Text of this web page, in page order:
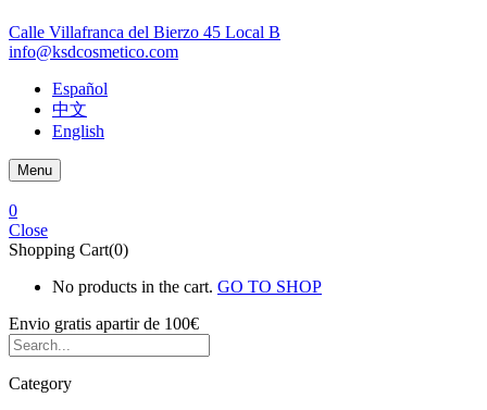
Calle Villafranca del Bierzo 45 Local B
info@ksdcosmetico.com
Español
中文
English
Menu
0
Close
Shopping Cart(0)
No products in the cart. GO TO SHOP
Envio gratis apartir de 100€
Category